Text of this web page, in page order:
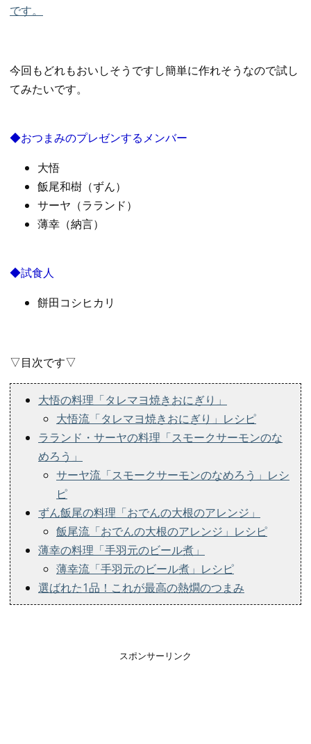
です。
今回もどれもおいしそうですし簡単に作れそうなので試し
てみたいです。
◆おつまみのプレゼンするメンバー
大悟
飯尾和樹（ずん）
サーヤ（ラランド）
薄幸（納言）
◆試食人
餅田コシヒカリ
▽目次です▽
大悟の料理「タレマヨ焼きおにぎり」
大悟流「タレマヨ焼きおにぎり」レシピ
ラランド・サーヤの料理「スモークサーモンのな
めろう」
サーヤ流「スモークサーモンのなめろう」レシ
ピ
ずん飯尾の料理「おでんの大根のアレンジ」
飯尾流「おでんの大根のアレンジ」レシピ
薄幸の料理「手羽元のビール煮」
薄幸流「手羽元のビール煮」レシピ
選ばれた1品！これが最高の熱燗のつまみ
スポンサーリンク